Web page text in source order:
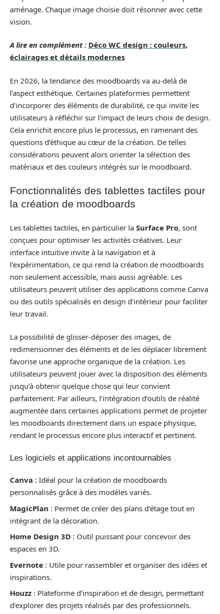
aménage. Chaque image choisie doit résonner avec cette
vision.
A lire en complément : Déco WC design : couleurs,
éclairages et détails modernes
En 2026, la tendance des moodboards va au-delà de
l’aspect esthétique. Certaines plateformes permettent
d’incorporer des éléments de durabilité, ce qui invite les
utilisateurs à réfléchir sur l’impact de leurs choix de design.
Cela enrichit encore plus le processus, en ramenant des
questions d’éthique au cœur de la création. De telles
considérations peuvent alors orienter la sélection des
matériaux et des couleurs intégrés sur le moodboard.
Fonctionnalités des tablettes tactiles pour
la création de moodboards
Les tablettes tactiles, en particulier la Surface Pro, sont
conçues pour optimiser les activités créatives. Leur
interface intuitive invite à la navigation et à
l’expérimentation, ce qui rend la création de moodboards
non seulement accessible, mais aussi agréable. Les
utilisateurs peuvent utiliser des applications comme Canva
ou des outils spécialisés en design d’intérieur pour faciliter
leur travail.
La possibilité de glisser-déposer des images, de
redimensionner des éléments et de les déplacer librement
favorise une approche organique de la création. Les
utilisateurs peuvent jouer avec la disposition des éléments
jusqu’à obtenir quelque chose qui leur convient
parfaitement. Par ailleurs, l’intégration d’outils de réalité
augmentée dans certaines applications permet de projeter
les moodboards directement dans un espace physique,
rendant le processus encore plus interactif et pertinent.
Les logiciels et applications incontournables
Canva : Idéal pour la création de moodboards
personnalisés grâce à des modèles variés.
MagicPlan : Permet de créer des plans d’étage tout en
intégrant de la décoration.
Home Design 3D : Outil puissant pour concevoir des
espaces en 3D.
Evernote : Utile pour rassembler et organiser des idées et
inspirations.
Houzz : Plateforme d’inspiration et de design, permettant
d’explorer des projets réalisés par des professionnels.